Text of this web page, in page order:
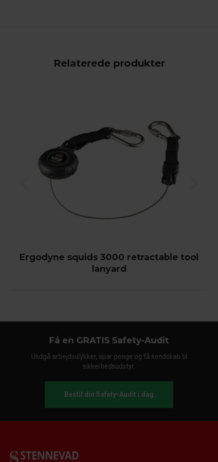
Relaterede produkter
Ergodyne squids 3000 retractable tool
lanyard
Få en GRATIS Safety-Audit
Undgå arbejdsulykker, spar penge og få kendskab til
sikkerhedsudstyr.
Bestil din Safety-Audit i dag